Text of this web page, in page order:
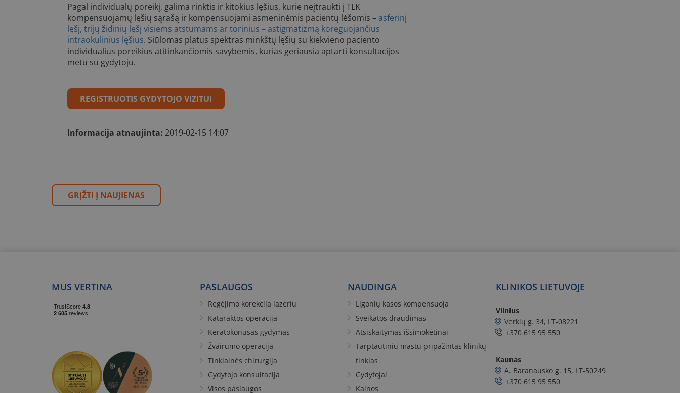
Pagal individualų poreikį, galima rinktis ir kitokius lęšius, kurie neįtraukti į TLK
kompensuojamų lęšių sąrašą ir kompensuojami asmeninėmis pacientų lėšomis –asferinį
lęšį, trijų židinių lęšį visiems atstumams ar torinius – astigmatizmą koreguojančius
intraokulinius lęšius. Siūlomas platus spektras minkštų lęšių su kiekvieno paciento
individualius poreikius atitinkančiomis savybėmis, kurias geriausia aptarti konsultacijos
metu su gydytoju.
REGISTRUOTIS GYDYTOJO VIZITUI
Informacija atnaujinta: 2019-02-15 14:07
GRĮŽTI Į NAUJIENAS
PASLAUGOS
Regėjimo korekcija lazeriu
Kataraktos operacija
Keratokonusas gydymas
Žvairumo operacija
Tinklainės chirurgija
Gydytojo konsultacija
Visos paslaugos
NAUDINGA
Ligonių kasos kompensuoja
Sveikatos draudimas
Atsiskaitymas išsimokėtinai
Tarptautiniu mastu pripažintas klinikų
tinklas
Gydytojai
Kainos
KLINIKOS LIETUVOJE
Vilnius
Verkių g. 34, LT-08221
+370 615 95 550
Kaunas
A. Baranausko g. 15, LT-50249
+370 615 95 550
MUS VERTINA